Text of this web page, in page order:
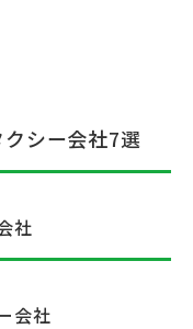
クシー会社7選
社
会社